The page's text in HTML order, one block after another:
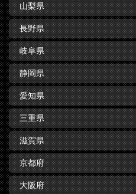
山梨県
長野県
岐阜県
静岡県
愛知県
三重県
滋賀県
京都府
大阪府